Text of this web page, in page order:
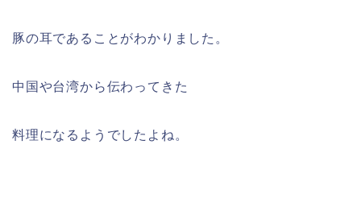
豚の耳であることがわかりました。
中国や台湾から伝わってきた
料理になるようでしたよね。